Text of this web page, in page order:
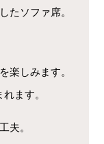
たソファ席。
楽しみます。
ます。
夫。